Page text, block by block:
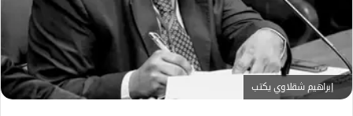
إ
ل
ك
ت
ر
و
إبراهيم شقلاوي يكتب